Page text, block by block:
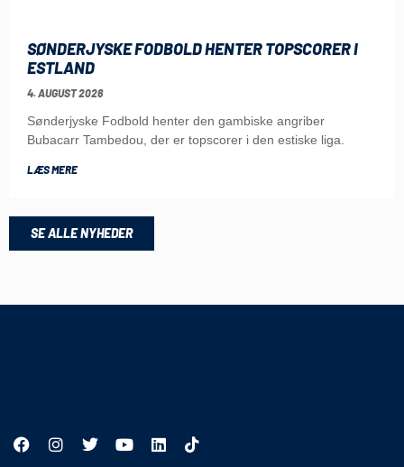
SØNDERJYSKE FODBOLD HENTER TOPSCORER I
ESTLAND
4. AUGUST 2026
Sønderjyske Fodbold henter den gambiske angriber
Bubacarr Tambedou, der er topscorer i den estiske liga.
LÆS MERE
SE ALLE NYHEDER